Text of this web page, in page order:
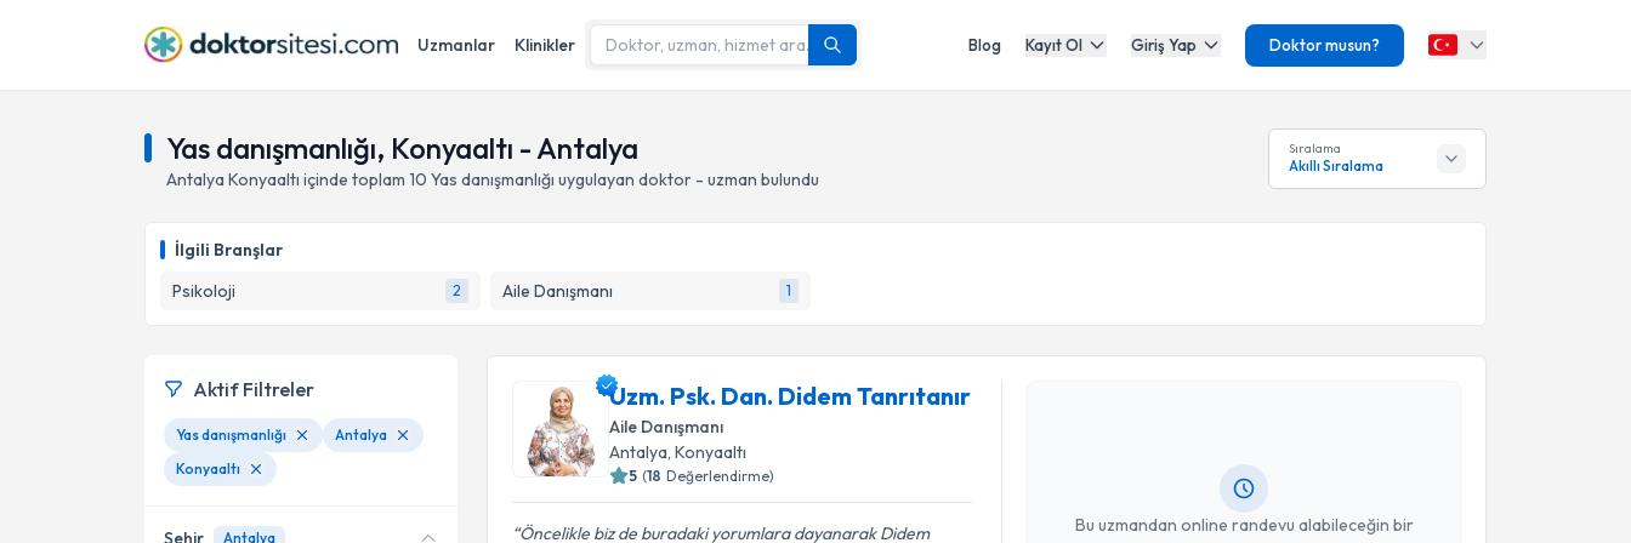
Uzmanlar Klinikler Blog Kayıt Ol Giriş Yap Doktor musun?
Yas danışmanlığı, Konyaaltı - Antalya
Antalya Konyaaltı içinde toplam 10 Yas danışmanlığı uygulayan doktor - uzman bulundu
Sıralama
Akıllı Sıralama
İlgili Branşlar
Psikoloji
2 Aile Danışmanı 1
Uzm. Psk. Dan. Didem Tanrıtanır
Aile Danışmanı
Antalya, Konyaaltı
5 (18 Değerlendirme)
Öncelikle biz de buradaki yorumlara dayanarak Didem
Bu uzmandan online randevu alabileceğin bir
Aktif Filtreler
Yas danışmanlığı
Antalya
Konyaaltı
Şehir Antalya